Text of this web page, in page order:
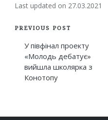
Last updated on 27.03.2021
Post
navigation
PREVIOUS POST
У півфінал проекту
«Молодь дебатує»
вийшла школярка з
Конотопу